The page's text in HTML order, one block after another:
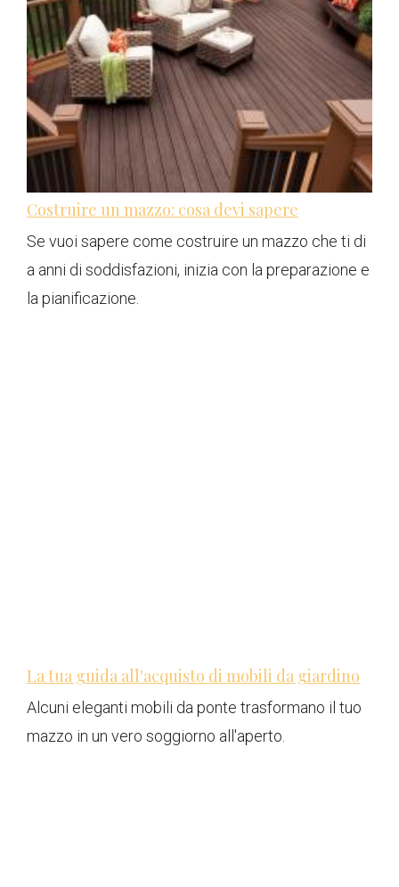
Costruire un mazzo: cosa devi sapere
Se vuoi sapere come costruire un mazzo che ti di
a anni di soddisfazioni, inizia con la preparazione e
la pianificazione.
La tua guida all'acquisto di mobili da giardino
Alcuni eleganti mobili da ponte trasformano il tuo
mazzo in un vero soggiorno all'aperto.